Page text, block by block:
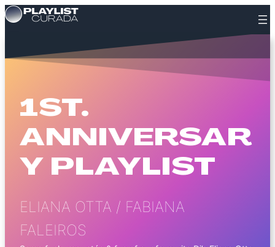
Saltar
1ST.
ANNIVERSAR
Y PLAYLIST
ELIANA OTTA / FABIANA
FALEIROS